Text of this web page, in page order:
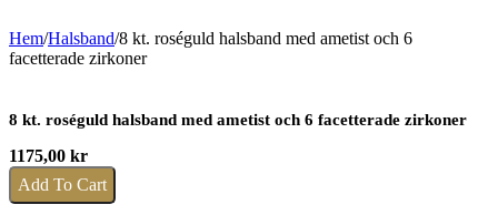
Hem/Halsband/8 kt. roséguld halsband med ametist och 6
facetterade zirkoner
8 kt. roséguld halsband med ametist och 6 facetterade zirkoner
1175,00 kr
Add To Cart